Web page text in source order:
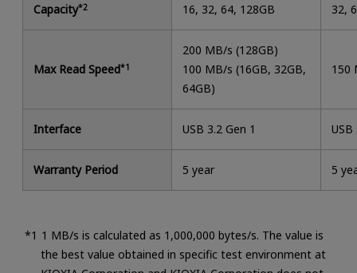
Capacity*2 16, 32, 64, 128GB 32,
Max Read Speed*1
200 MB/s (128GB)
100 MB/s (16GB, 32GB,
64GB)
150
Interface USB 3.2 Gen 1
Warranty Period 5 year 5
1 MB/s is calculated as 1,000,000 bytes/s. The value is
the best value obtained in specific test environment at